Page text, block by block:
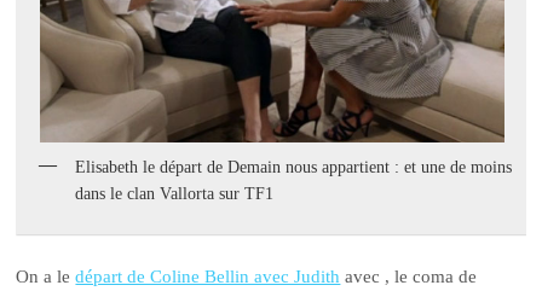
Elisabeth le départ de Demain nous appartient : et une de moins
dans le clan Vallorta sur TF1
On a ledépart de Coline Bellin avec Judith avec , le coma de